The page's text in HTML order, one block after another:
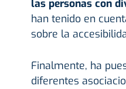
las personas con
han tenido en
sobre la
Finalmente, ha
diferentes